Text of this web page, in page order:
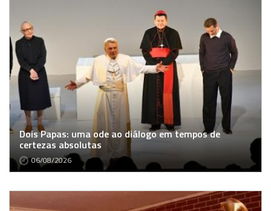
Dois Papas: uma ode ao diálogo em tempos de
certezas absolutas
06/08/2026